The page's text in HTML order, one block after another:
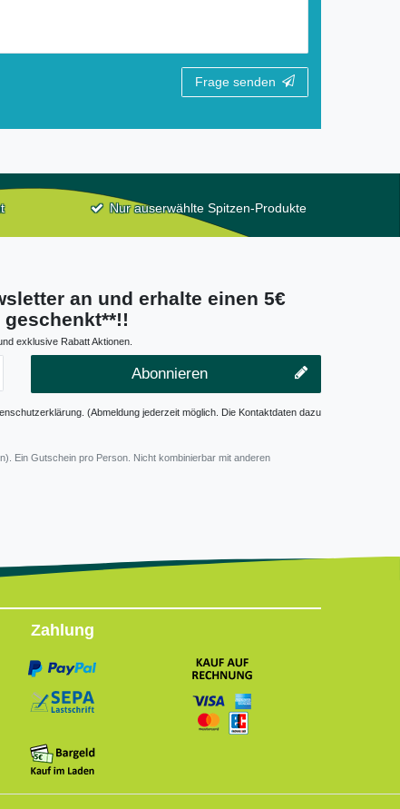
Frage senden
Nur auserwählte Spitzen-Produkte
an und erhalte einen 5€
exklusive Rabatt Aktionen.
Abonnieren
(Abmeldung jederzeit möglich. Die Kontaktdaten dazu
Ein Gutschein pro Person. Nicht kombinierbar mit anderen
Zahlung